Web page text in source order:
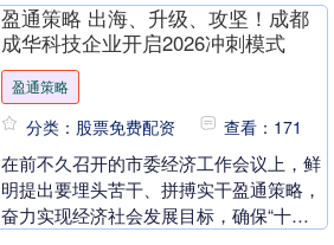
国的一部分，台湾....
盈通策略 出海、升级、攻坚！成都
成华科技企业开启2026冲刺模式
盈通策略
分类：股票免费配资 查看：171
在前不久召开的市委经济工作会议上，鲜
明提出要埋头苦干、拼搏实干盈通策略，
奋力实现经济社会发展目标，确保“十五